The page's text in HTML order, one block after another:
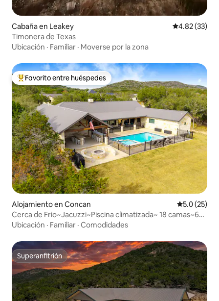
Cabaña en Leakey Calificación
4.82 (33)
Timonera de Texas
Ubicación · Familiar · Moverse por la zona
Favorito entre huéspedes preferido
Favorito entre huéspedes
Alojamiento en Concan Calificación
5.0 (25)
Cerca de Frio~Jacuzzi~Piscina climatizada~ 18 camas~6
dormitorios
Ubicación · Familiar · Comodidades
Superanfitrión
Superanfitrión